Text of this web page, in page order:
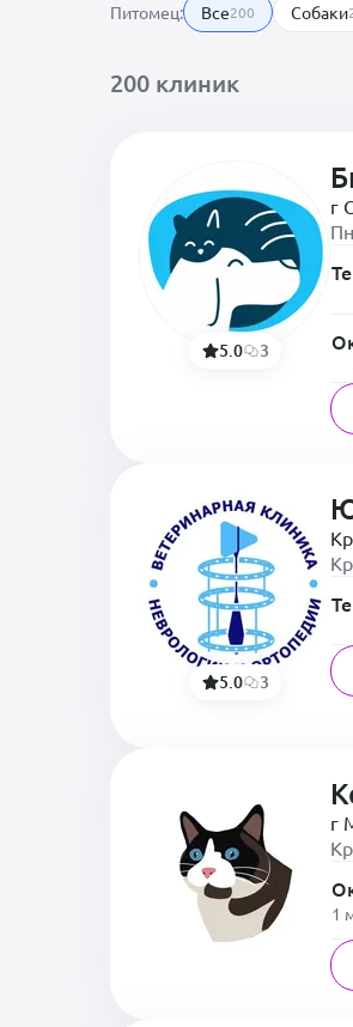
Питомец: Все200 Собаки
200 клиник
5.0 3
г
5.0 3
г
1